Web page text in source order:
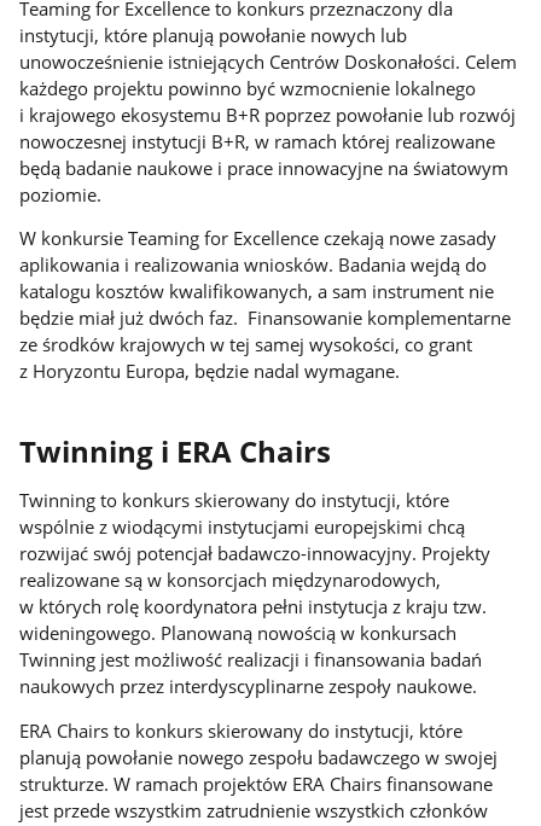
Teaming for Excellence to konkurs przeznaczony dla
instytucji, które planują powołanie nowych lub
unowocześnienie istniejących Centrów Doskonałości. Celem
każdego projektu powinno być wzmocnienie lokalnego
i krajowego ekosystemu B+R poprzez powołanie lub rozwój
nowoczesnej instytucji B+R, w ramach której realizowane
będą badanie naukowe i prace innowacyjne na światowym
poziomie.
W konkursie Teaming for Excellence czekają nowe zasady
aplikowania i realizowania wniosków. Badania wejdą do
katalogu kosztów kwalifikowanych, a sam instrument nie
będzie miał już dwóch faz. Finansowanie komplementarne
ze środków krajowych w tej samej wysokości, co grant
z Horyzontu Europa, będzie nadal wymagane.
Twinning i ERA Chairs
Twinning to konkurs skierowany do instytucji, które
wspólnie z wiodącymi instytucjami europejskimi chcą
rozwijać swój potencjał badawczo-innowacyjny. Projekty
realizowane są w konsorcjach międzynarodowych,
w których rolę koordynatora pełni instytucja z kraju tzw.
wideningowego. Planowaną nowością w konkursach
Twinning jest możliwość realizacji i finansowania badań
naukowych przez interdyscyplinarne zespoły naukowe.
ERA Chairs to konkurs skierowany do instytucji, które
planują powołanie nowego zespołu badawczego w swojej
strukturze. W ramach projektów ERA Chairs finansowane
jest przede wszystkim zatrudnienie wszystkich członków